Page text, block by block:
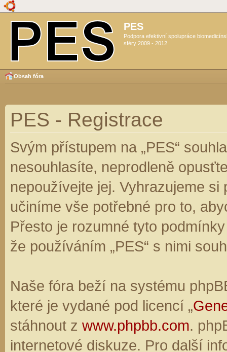
PES
Podpora efektivní spolupráce
sféry 2009 - 2012
Obsah fóra
PES - Registrace
Svým přístupem na „PES“
nesouhlasíte, neprodleně
nepoužívejte jej. Vyhrazujeme
učiníme vše potřebné pro to,
Přesto je rozumné tyto
že používáním „PES“ s nimi
Naše fóra beží na systému
které je vydané pod licencí „
stáhnout z www.phpbb.com.
internetové diskuze. Pro další